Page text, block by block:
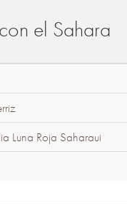
el Sahara
Luna Roja Saharaui